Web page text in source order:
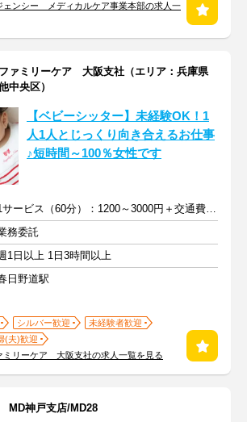
ェンシー メディカルケア事業本部の求人一
ァミリーケア 大阪支社（エリア：兵庫県
中央区）
【ベビーシッター】未経験OK！1
人1人とじっくり向き合えるお仕事
♪短時間～100％女性です
1サービス（60分）：1200～3000円＋交通費全額支給
務委託
1日以上 1日3時間以上
日野道駅
シルバー歓迎
未経験者歓迎
(夫)歓迎
ミリーケア 大阪支社の求人一覧を見る
MD神戸支店/MD28